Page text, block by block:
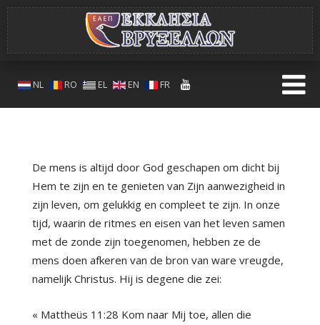
NL RO EL EN FR
De mens is altijd door God geschapen om dicht bij
Hem te zijn en te genieten van Zijn aanwezigheid in
zijn leven, om gelukkig en compleet te zijn. In onze
tijd, waarin de ritmes en eisen van het leven samen
met de zonde zijn toegenomen, hebben ze de
mens doen afkeren van de bron van ware vreugde,
namelijk Christus. Hij is degene die zei:
« Mattheüs 11:28 Kom naar Mij toe, allen die